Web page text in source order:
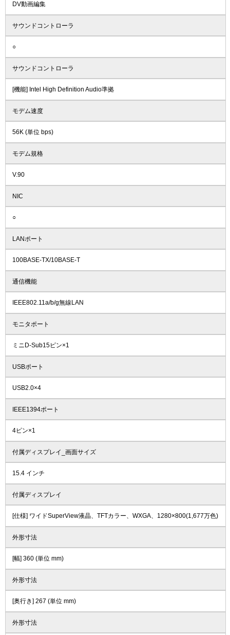
DV動画編集
サウンドコントローラ
○
サウンドコントローラ
[機能] Intel High Definition Audio準拠
モデム速度
56K (単位 bps)
モデム規格
V.90
NIC
○
LANポート
100BASE-TX/10BASE-T
通信機能
IEEE802.11a/b/g無線LAN
モニタポート
ミニD-Sub15ピン×1
USBポート
USB2.0×4
IEEE1394ポート
4ピン×1
付属ディスプレイ_画面サイズ
15.4 インチ
付属ディスプレイ
[仕様] ワイドSuperView液晶、TFTカラー、WXGA、1280×800(1,677万色)
外形寸法
[幅] 360 (単位 mm)
外形寸法
[奥行き] 267 (単位 mm)
外形寸法